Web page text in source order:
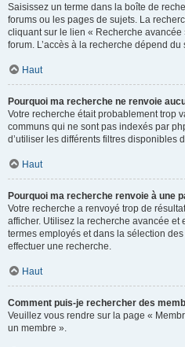
Saisissez un terme dans la boîte de
forums ou les pages de sujets. La
cliquant sur le lien « Recherche
forum. L’accès à la recherche dépend du
Haut
Pourquoi ma recherche ne renvoie
Votre recherche était probablement trop
communs qui ne sont pas indexés par
d’utiliser les différents filtres disponibles
Haut
Pourquoi ma recherche renvoie à une
Votre recherche a renvoyé trop de
afficher. Utilisez la recherche avancée et
termes employés et dans la sélection
effectuer une recherche.
Haut
Comment puis-je rechercher des
Veuillez vous rendre sur la page «
un membre ».